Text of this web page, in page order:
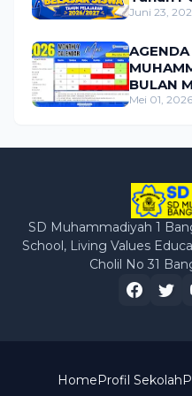
Juni 23,
BULAN
Mei 01, 2026
SD Muhammadiyah 1
School, Living Values
Cholil No 31
HomeProfil Sekolah